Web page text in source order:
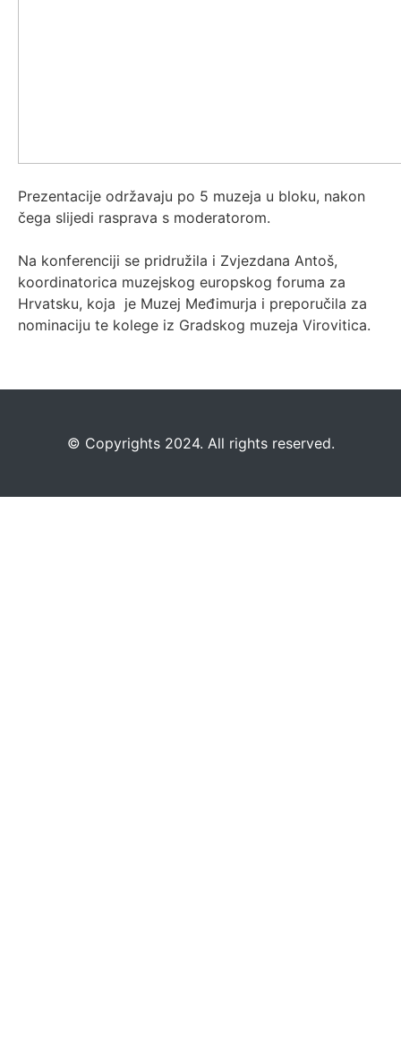
Prezentacije održavaju po 5 muzeja u bloku, nakon
čega slijedi rasprava s moderatorom.
Na konferenciji se pridružila i Zvjezdana Antoš,
koordinatorica muzejskog europskog foruma za
Hrvatsku, koja je Muzej Međimurja i preporučila za
nominaciju te kolege iz Gradskog muzeja Virovitica.
©️ Copyrights 2024. All rights reserved.